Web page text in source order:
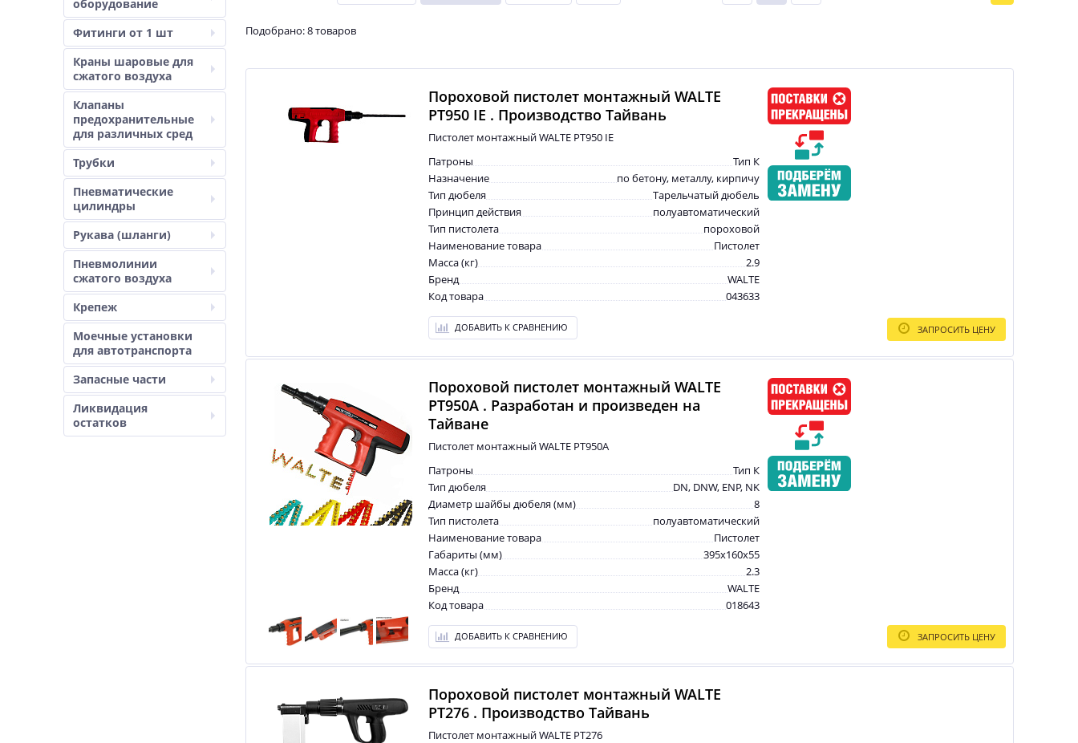
оборудование
Фитинги от 1 шт
Краны шаровые для
сжатого воздуха
Клапаны
предохранительные
для различных сред
Трубки
Пневматические
цилиндры
Рукава (шланги)
Пневмолинии
сжатого воздуха
Крепеж
Моечные установки
для автотранспорта
Запасные части
Ликвидация
остатков
Подобрано: 8 товаров
Пороховой пистолет монтажный WALTE
PT950 IE . Производство Тайвань
Пистолет монтажный WALTE PT950 IE
Патроны
Тип К
Назначение
по бетону, металлу, кирпичу
Тип дюбеля
Тарельчатый дюбель
Принцип действия
полуавтоматический
Тип пистолета
пороховой
Наименование товара
Пистолет
Масса (кг)
2.9
Бренд
WALTE
Код товара
043633
ДОБАВИТЬ К СРАВНЕНИЮ ЗАПРОСИТЬ ЦЕНУ
Пороховой пистолет монтажный WALTE
PT950А . Разработан и произведен на
Тайване
Пистолет монтажный WALTE PT950А
Патроны
Тип К
Тип дюбеля
DN, DNW, ENP, NK
Диаметр шайбы дюбеля (мм)
8
Тип пистолета
полуавтоматический
Наименование товара
Пистолет
Габариты (мм)
395x160x55
Масса (кг)
2.3
Бренд
WALTE
Код товара
018643
ДОБАВИТЬ К СРАВНЕНИЮ ЗАПРОСИТЬ ЦЕНУ
Пороховой пистолет монтажный WALTE
PT276 . Производство Тайвань
Пистолет монтажный WALTE PT276